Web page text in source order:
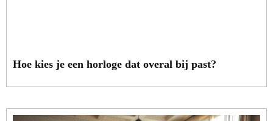
Hoe kies je een horloge dat overal bij past?